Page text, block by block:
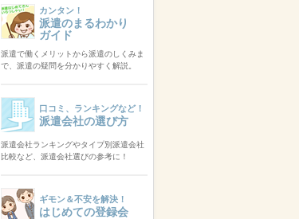
カンタン！
派遣のまるわかり
ガイド
派遣で働くメリットから派遣のしくみま
で、派遣の疑問を分かりやすく解説。
口コミ、ランキングなど！
派遣会社の選び方
派遣会社ランキングやタイプ別派遣会社
比較など、派遣会社選びの参考に！
ギモン＆不安を解決！
はじめての登録会